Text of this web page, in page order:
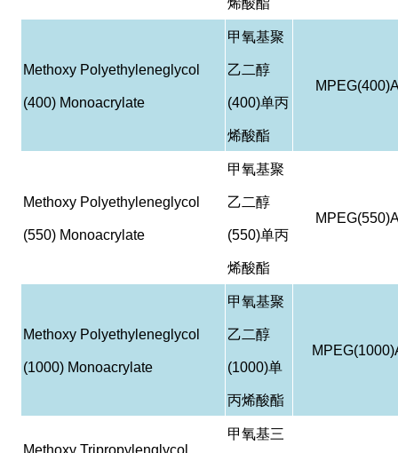
烯酸酯
Methoxy Polyethyleneglycol
(400) Monoacrylate
甲氧基聚
乙二醇
(400)单丙
烯酸酯
Methoxy Polyethyleneglycol
(550) Monoacrylate
甲氧基聚
乙二醇
(550)单丙
烯酸酯
Methoxy Polyethyleneglycol
(1000) Monoacrylate
甲氧基聚
乙二醇
(1000)单
丙烯酸酯
Methoxy Tripropylenglycol
甲氧基三